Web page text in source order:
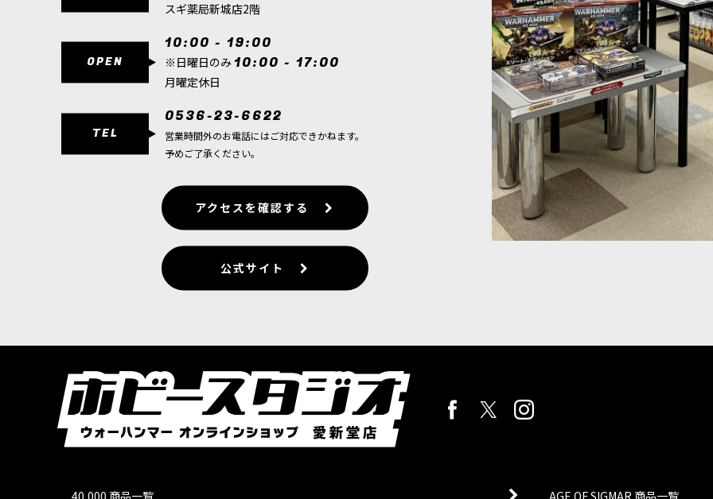
スギ薬局新城店2階
OPEN
10:00 - 19:00
※日曜日のみ 10:00 - 17:00
月曜定休日
TEL
0536-23-6622
営業時間外のお電話にはご対応できかねます。
予めご了承ください。
アクセスを確認する
公式サイト
40,000 商品一覧 AGE OF SIGMAR 商品一覧